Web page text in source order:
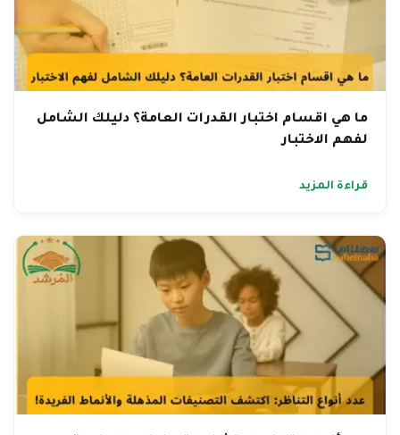
ما هي اقسام اختبار القدرات العامة؟ دليلك الشامل
لفهم الاختبار
قراءة المزيد